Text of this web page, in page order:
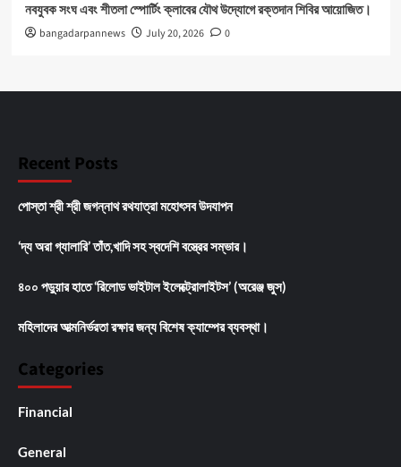
নবযুবক সংঘ এবং শীতলা স্পোর্টিং ক্লাবের যৌথ উদ্যোগে রক্তদান শিবির আয়োজিত।
bangadarpannews July 20, 2026 0
Recent Posts
পোস্তা শ্রী শ্রী জগন্নাথ রথযাত্রা মহোৎসব উদযাপন
‘দ্য অরা গ্যালারি’ তাঁত,খাদি সহ স্বদেশি বস্ত্রের সম্ভার।
৪০০ পড়ুয়ার হাতে ‘রিলোড ভাইটাল ইলেক্ট্রোলাইটস’ (অরেঞ্জ জুস)
মহিলাদের আত্মনির্ভরতা রক্ষার জন্য বিশেষ ক্যাম্পের ব্যবস্থা।
Categories
Financial
General